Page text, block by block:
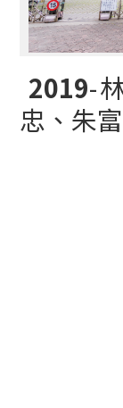
2019-
忠、朱